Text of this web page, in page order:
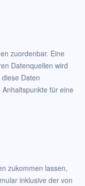
zuordenbar. Eine
Datenquellen wird
Daten
für eine
zukommen lassen,
inklusive der von